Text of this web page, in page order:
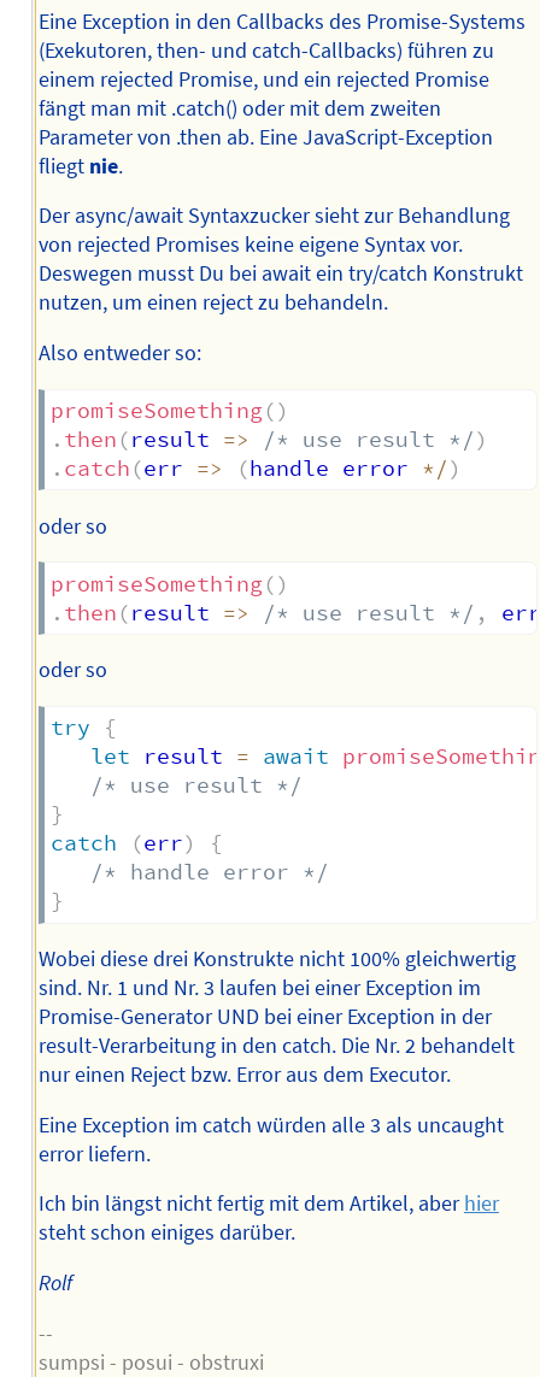
Eine Exception in den Callbacks des Promise-Systems
(Exekutoren, then- und catch-Callbacks) führen zu
einem rejected Promise, und ein rejected Promise
fängt man mit .catch() oder mit dem zweiten
Parameter von .then ab. Eine JavaScript-Exception
fliegt nie.
Der async/await Syntaxzucker sieht zur Behandlung
von rejected Promises keine eigene Syntax vor.
Deswegen musst Du bei await ein try/catch Konstrukt
nutzen, um einen reject zu behandeln.
Also entweder so:
promiseSomething()
. then (result => /* use result */)
. catch (err => (handle error * /)
oder so
promiseSomething()
. then (result => /* use result */ , err
oder so
try
{
let result = await
/* use result */
}
catch
(err)
{
/* handle error */
}
Wobei diese drei Konstrukte nicht 100% gleichwertig
sind. Nr. 1 und Nr. 3 laufen bei einer Exception im
Promise-Generator UND bei einer Exception in der
result-Verarbeitung in den catch. Die Nr. 2 behandelt
nur einen Reject bzw. Error aus dem Executor.
Eine Exception im catch würden alle 3 als uncaught
error liefern.
Ich bin längst nicht fertig mit dem Artikel, aberhier
steht schon einiges darüber.
Rolf
--
sumpsi - posui - obstruxi